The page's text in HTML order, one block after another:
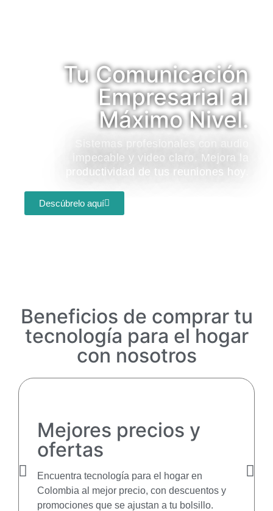
Tu Comunicación
Empresarial al
Máximo Nivel.
Sistemas profesionales con audio
impecable y video claro. Mejora la
productividad de tus reuniones hoy.
Descúbrelo aquí
Beneficios de comprar tu
tecnología para el hogar
con nosotros
Mejores precios y
ofertas
Encuentra tecnología para el hogar en
Colombia al mejor precio, con descuentos y
promociones que se ajustan a tu bolsillo.